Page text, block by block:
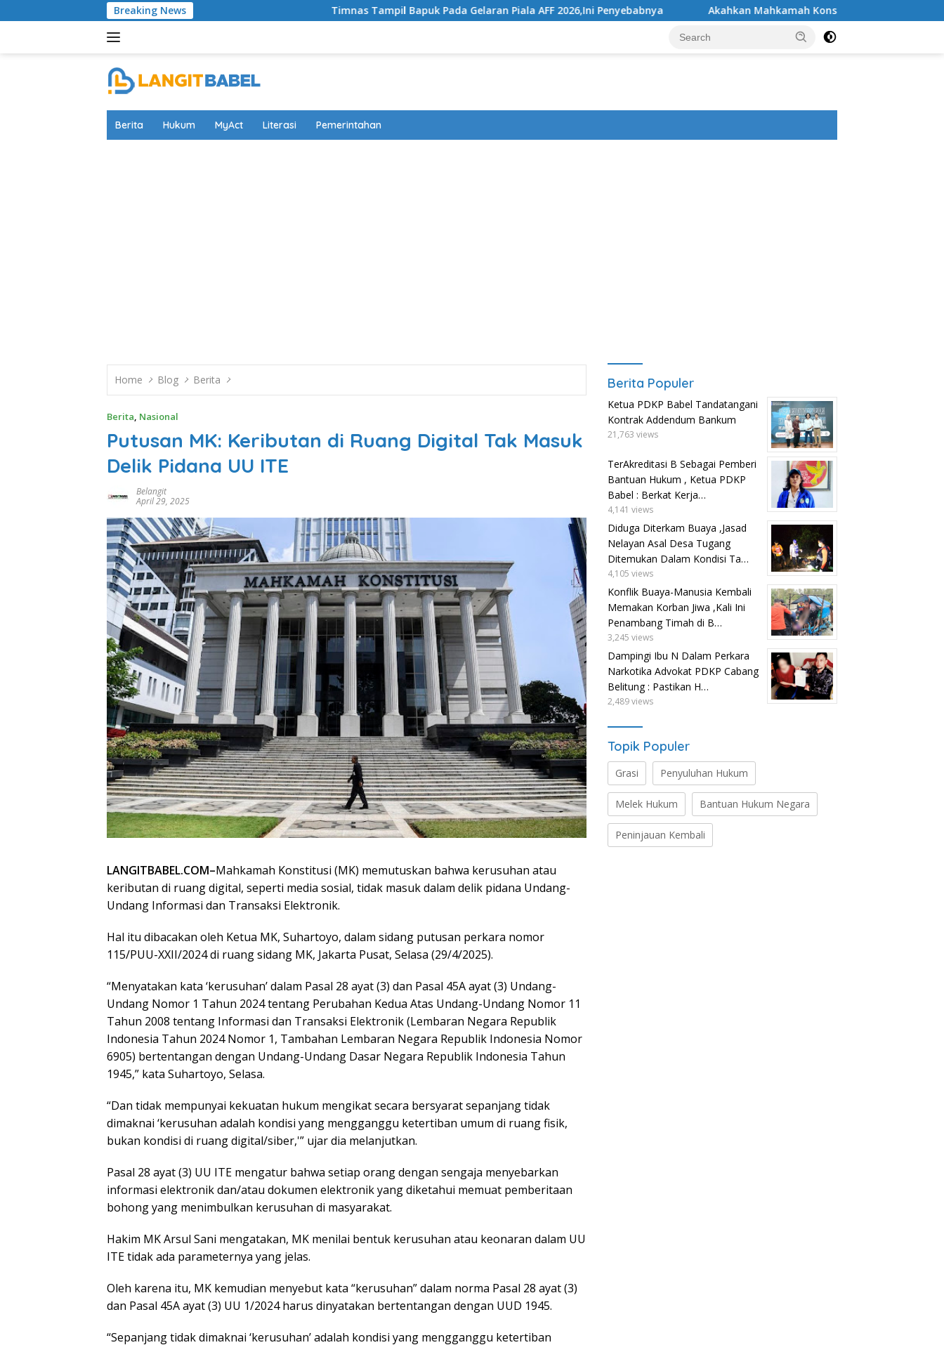
to
Breaking News Timnas Tampil Bapuk Pada Gelaran Piala AFF 2026,Ini Penyebabnya Akahkan Mahkamah Konstitusi Menganulir Peran Pemberi
Berita Hukum MyAct Literasi Pemerintahan
Home Blog Berita
Berita, Nasional
Putusan MK: Keributan di Ruang Digital Tak Masuk
Delik Pidana UU ITE
Belangit
April 29, 2025
LANGITBABEL.COM–Mahkamah Konstitusi (MK) memutuskan bahwa kerusuhan atau
keributan di ruang digital, seperti media sosial, tidak masuk dalam delik pidana Undang-
Undang Informasi dan Transaksi Elektronik.
Hal itu dibacakan oleh Ketua MK, Suhartoyo, dalam sidang putusan perkara nomor
115/PUU-XXII/2024 di ruang sidang MK, Jakarta Pusat, Selasa (29/4/2025).
“Menyatakan kata ‘kerusuhan’ dalam Pasal 28 ayat (3) dan Pasal 45A ayat (3) Undang-
Undang Nomor 1 Tahun 2024 tentang Perubahan Kedua Atas Undang-Undang Nomor 11
Tahun 2008 tentang Informasi dan Transaksi Elektronik (Lembaran Negara Republik
Indonesia Tahun 2024 Nomor 1, Tambahan Lembaran Negara Republik Indonesia Nomor
6905) bertentangan dengan Undang-Undang Dasar Negara Republik Indonesia Tahun
1945,” kata Suhartoyo, Selasa.
“Dan tidak mempunyai kekuatan hukum mengikat secara bersyarat sepanjang tidak
dimaknai ‘kerusuhan adalah kondisi yang mengganggu ketertiban umum di ruang fisik,
bukan kondisi di ruang digital/siber,'” ujar dia melanjutkan.
Pasal 28 ayat (3) UU ITE mengatur bahwa setiap orang dengan sengaja menyebarkan
informasi elektronik dan/atau dokumen elektronik yang diketahui memuat pemberitaan
bohong yang menimbulkan kerusuhan di masyarakat.
Hakim MK Arsul Sani mengatakan, MK menilai bentuk kerusuhan atau keonaran dalam UU
ITE tidak ada parameternya yang jelas.
Oleh karena itu, MK kemudian menyebut kata “kerusuhan” dalam norma Pasal 28 ayat (3)
dan Pasal 45A ayat (3) UU 1/2024 harus dinyatakan bertentangan dengan UUD 1945.
“Sepanjang tidak dimaknai ‘kerusuhan’ adalah kondisi yang mengganggu ketertiban
Berita Populer
Ketua PDKP Babel Tandatangani
Kontrak Addendum Bankum
21,763 views
TerAkreditasi B Sebagai Pemberi
Bantuan Hukum , Ketua PDKP
Babel : Berkat Kerja…
4,141 views
Diduga Diterkam Buaya ,Jasad
Nelayan Asal Desa Tugang
Ditemukan Dalam Kondisi Ta…
4,105 views
Konflik Buaya-Manusia Kembali
Memakan Korban Jiwa ,Kali Ini
Penambang Timah di B…
3,245 views
Dampingi Ibu N Dalam Perkara
Narkotika Advokat PDKP Cabang
Belitung : Pastikan H…
2,489 views
Topik Populer
Grasi Penyuluhan Hukum
Melek Hukum Bantuan Hukum Negara
Peninjauan Kembali